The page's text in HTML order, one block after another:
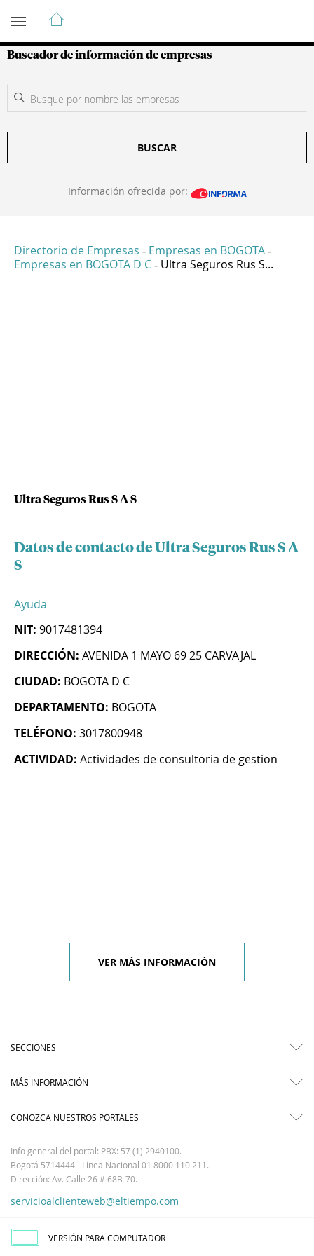
Guía de Empresas Colombianas
Buscador de información de empresas
BUSCAR
Información ofrecida por:
Directorio de Empresas - Empresas en BOGOTA -
Empresas en BOGOTA D C - Ultra Seguros Rus S...
Ultra Seguros Rus S A S
Datos de contacto de Ultra Seguros Rus S A
S
Ayuda
NIT: 9017481394
DIRECCIÓN: AVENIDA 1 MAYO 69 25 CARVAJAL
CIUDAD: BOGOTA D C
DEPARTAMENTO: BOGOTA
TELÉFONO: 3017800948
ACTIVIDAD: Actividades de consultoria de gestion
VER MÁS INFORMACIÓN
SECCIONES
MÁS INFORMACIÓN
CONOZCA NUESTROS PORTALES
Info general del portal: PBX: 57 (1) 2940100.
Bogotá 5714444 - Línea Nacional 01 8000 110 211.
Dirección: Av. Calle 26 # 68B-70.
servicioalclienteweb@eltiempo.com
VERSIÓN PARA COMPUTADOR